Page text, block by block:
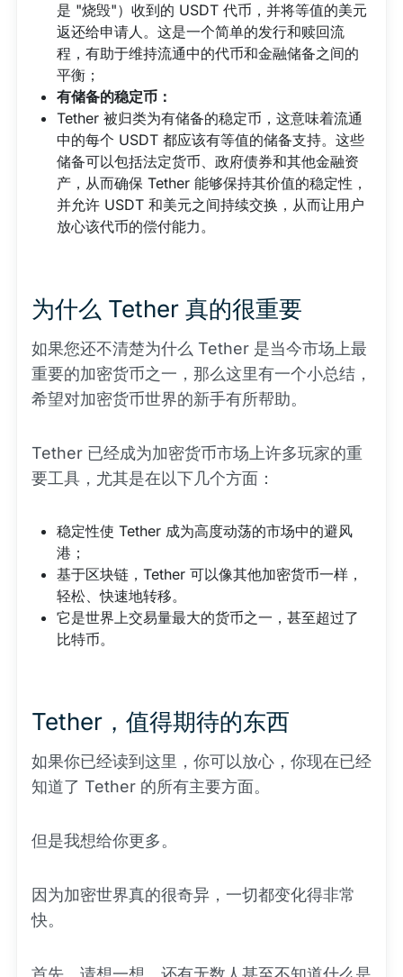
是 "烧毁"）收到的 USDT 代币，并将等值的美元
返还给申请人。这是一个简单的发行和赎回流
程，有助于维持流通中的代币和金融储备之间的
平衡；
有储备的稳定币：
Tether 被归类为有储备的稳定币，这意味着流通
中的每个 USDT 都应该有等值的储备支持。这些
储备可以包括法定货币、政府债券和其他金融资
产，从而确保 Tether 能够保持其价值的稳定性，
并允许 USDT 和美元之间持续交换，从而让用户
放心该代币的偿付能力。
为什么 Tether 真的很重要
如果您还不清楚为什么 Tether 是当今市场上最
重要的加密货币之一，那么这里有一个小总结，
希望对加密货币世界的新手有所帮助。
Tether 已经成为加密货币市场上许多玩家的重
要工具，尤其是在以下几个方面：
稳定性使 Tether 成为高度动荡的市场中的避风
港；
基于区块链，Tether 可以像其他加密货币一样，
轻松、快速地转移。
它是世界上交易量最大的货币之一，甚至超过了
比特币。
Tether，值得期待的东西
如果你已经读到这里，你可以放心，你现在已经
知道了 Tether 的所有主要方面。
但是我想给你更多。
因为加密世界真的很奇异，一切都变化得非常
快。